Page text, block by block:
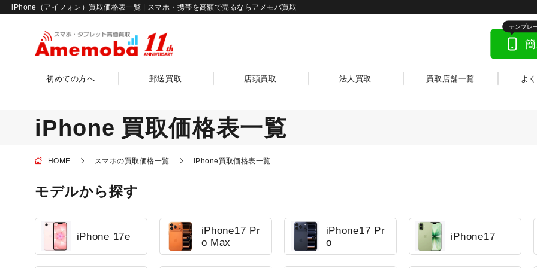
iPhone（アイフォン）買取価格表一覧 | スマホ・携帯を高額で売るならアメモバ買取
初めての方へ 郵送買取 店頭買取 法人買取 買取店舗一覧 よ
iPhone 買取価格表一覧
HOME スマホの買取価格一覧 iPhone買取価格表一覧
モデルから探す
iPhone 17e
iPhone17 Pr
o Max
iPhone17 Pr
o
iPhone17